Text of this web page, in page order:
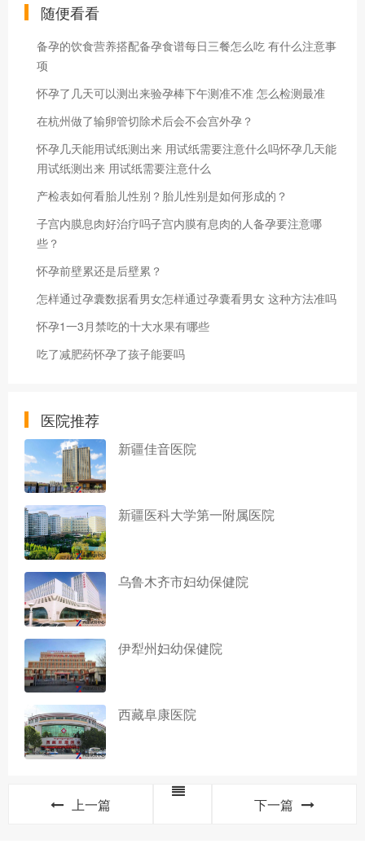
随便看看
备孕的饮食营养搭配备孕食谱每日三餐怎么吃 有什么注意事
项
怀孕了几天可以测出来验孕棒下午测准不准 怎么检测最准
在杭州做了输卵管切除术后会不会宫外孕？
怀孕几天能用试纸测出来 用试纸需要注意什么吗怀孕几天能
用试纸测出来 用试纸需要注意什么
产检表如何看胎儿性别？胎儿性别是如何形成的？
子宫内膜息肉好治疗吗子宫内膜有息肉的人备孕要注意哪
些？
怀孕前壁累还是后壁累？
怎样通过孕囊数据看男女怎样通过孕囊看男女 这种方法准吗
怀孕1一3月禁吃的十大水果有哪些
吃了减肥药怀孕了孩子能要吗
医院推荐
新疆佳音医院
新疆医科大学第一附属医院
乌鲁木齐市妇幼保健院
伊犁州妇幼保健院
西藏阜康医院
上一篇 下一篇